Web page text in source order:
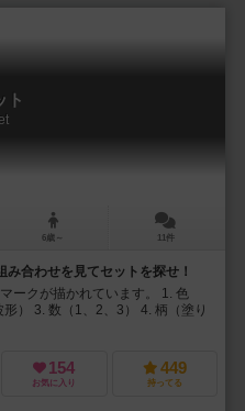
ト
6歳～ 11件
合わせを見てセットを探せ！
ークが描かれています。 1. 色
） 3. 数（1、2、3） 4. 柄（塗り
154
お気に入り
449
持ってる